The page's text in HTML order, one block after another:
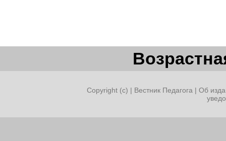
Copyright (c) | Вестник Педагога | Об